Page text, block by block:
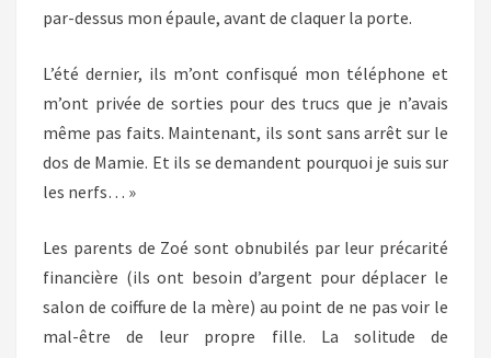
par-dessus mon épaule, avant de claquer la porte.
L’été dernier, ils m’ont confisqué mon téléphone et
m’ont privée de sorties pour des trucs que je n’avais
même pas faits. Maintenant, ils sont sans arrêt sur le
dos de Mamie. Et ils se demandent pourquoi je suis sur
les nerfs… »
Les parents de Zoé sont obnubilés par leur précarité
financière (ils ont besoin d’argent pour déplacer le
salon de coiffure de la mère) au point de ne pas voir le
mal-être de leur propre fille. La solitude de